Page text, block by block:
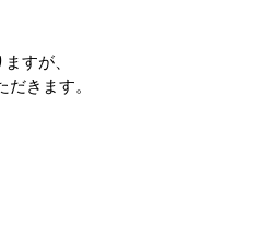
すが、
きます。